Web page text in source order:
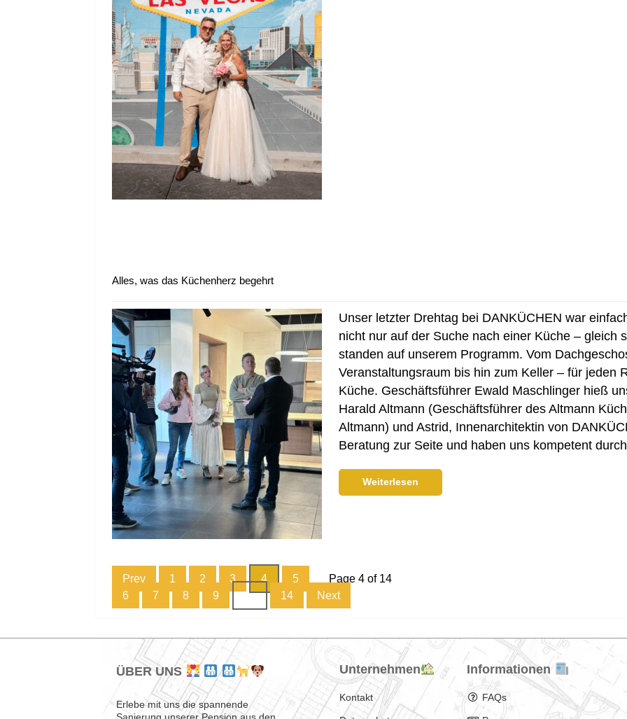
Alles, was das Küchenherz begehrt
Unser letzter Drehtag bei DANKÜCHEN war
nicht nur auf der Suche nach einer Küche – gleich
standen auf unserem Programm. Vom
Veranstaltungsraum bis hin zum Keller – für jeden
Küche. Geschäftsführer Ewald Maschlinger hieß
Harald Altmann (Geschäftsführer des Altmann
Altmann) und Astrid, Innenarchitektin von
Beratung zur Seite und haben uns kompetent
Weiterlesen
Page 4 of 14
Prev 1 2 3 4
5
6
7 8 9 … 14 Next
ÜBER UNS
Erlebe mit uns die spannende
Unternehmen
Kontakt
Informationen
FAQs